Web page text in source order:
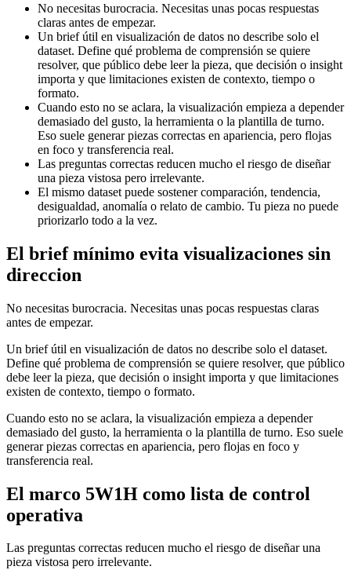
No necesitas burocracia. Necesitas unas pocas respuestas
claras antes de empezar.
Un brief útil en visualización de datos no describe solo el
dataset. Define qué problema de comprensión se quiere
resolver, que público debe leer la pieza, que decisión o insight
importa y que limitaciones existen de contexto, tiempo o
formato.
Cuando esto no se aclara, la visualización empieza a depender
demasiado del gusto, la herramienta o la plantilla de turno.
Eso suele generar piezas correctas en apariencia, pero flojas
en foco y transferencia real.
Las preguntas correctas reducen mucho el riesgo de diseñar
una pieza vistosa pero irrelevante.
El mismo dataset puede sostener comparación, tendencia,
desigualdad, anomalía o relato de cambio. Tu pieza no puede
priorizarlo todo a la vez.
El brief mínimo evita visualizaciones sin
direccion
No necesitas burocracia. Necesitas unas pocas respuestas claras
antes de empezar.
Un brief útil en visualización de datos no describe solo el dataset.
Define qué problema de comprensión se quiere resolver, que público
debe leer la pieza, que decisión o insight importa y que limitaciones
existen de contexto, tiempo o formato.
Cuando esto no se aclara, la visualización empieza a depender
demasiado del gusto, la herramienta o la plantilla de turno. Eso suele
generar piezas correctas en apariencia, pero flojas en foco y
transferencia real.
El marco 5W1H como lista de control
operativa
Las preguntas correctas reducen mucho el riesgo de diseñar una
pieza vistosa pero irrelevante.